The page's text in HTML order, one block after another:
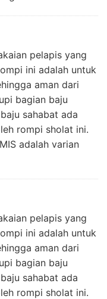
pelapis yang
ini adalah untuk
aman dari
bagian baju
sahabat ada
rompi sholat ini.
adalah varian
pelapis yang
ini adalah untuk
aman dari
bagian baju
sahabat ada
rompi sholat ini.